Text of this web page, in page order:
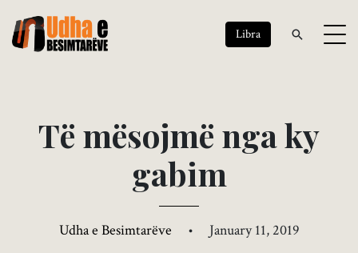
Libra
Të mësojmë ngaky
gabim
Udha e Besimtarëve • January 11, 2019